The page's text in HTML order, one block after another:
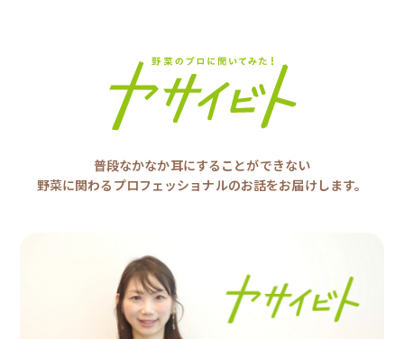
普段なかなか耳にすることができない
野菜に関わるプロフェッショナルのお話をお届けします。